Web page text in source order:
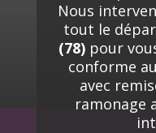
Nous
tout le
(78) pour
conforme
avec
ramonage